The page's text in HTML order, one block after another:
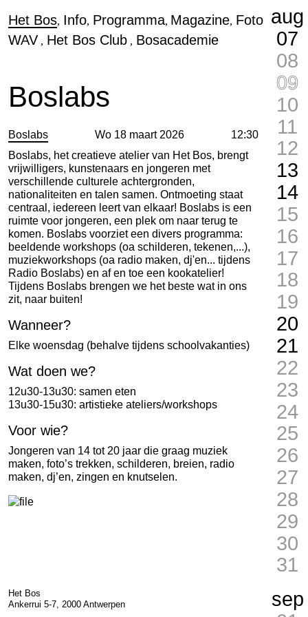
Het Bos Info Programma Magazine Foto
WAV
Het Bos Club Bosacademie
Boslabs
Boslabs Wo 18 maart 2026
12:30
Boslabs, het creatieve atelier van Het Bos, brengt
vrijwilligers, kunstenaars en jongeren met
verschillende culturele achtergronden,
nationaliteiten en talen samen. Ontmoeting staat
centraal, iedereen leert van elkaar! Boslabs is een
ruimte voor jongeren, een plek om naar terug te
komen. Boslabs voorziet een divers programma:
beeldende workshops (oa schilderen, tekenen,...),
muziekworkshops (oa radio maken, dj'en... tijdens
Radio Boslabs) en af en toe een kookatelier!
Tijdens Boslabs brengen we het beste wat in ons
zit, naar buiten!
Wanneer?
Elke woensdag (behalve tijdens schoolvakanties)
Wat doen we?
12u30-13u30: samen eten
13u30-15u30: artistieke ateliers/workshops
Voor wie?
Jongeren van 14 tot 20 jaar die graag muziek
maken, foto’s trekken, schilderen, breien, radio
maken, dj’en, zingen en knutselen.
Het Bos
Ankerrui 5-7, 2000 Antwerpen
aug
07
08
09
10
11
12
13
14
15
16
17
18
19
20
21
22
23
24
25
26
27
28
29
30
31
sep